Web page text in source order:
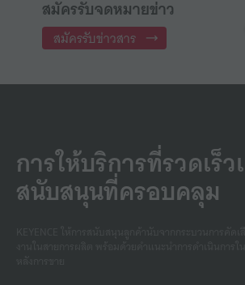
สมัครรับจดหมายข่าว
สมัครรับข่าวสาร
การให้บริการที่รวดเร็
สนับสนุนที่ครอบคลุม